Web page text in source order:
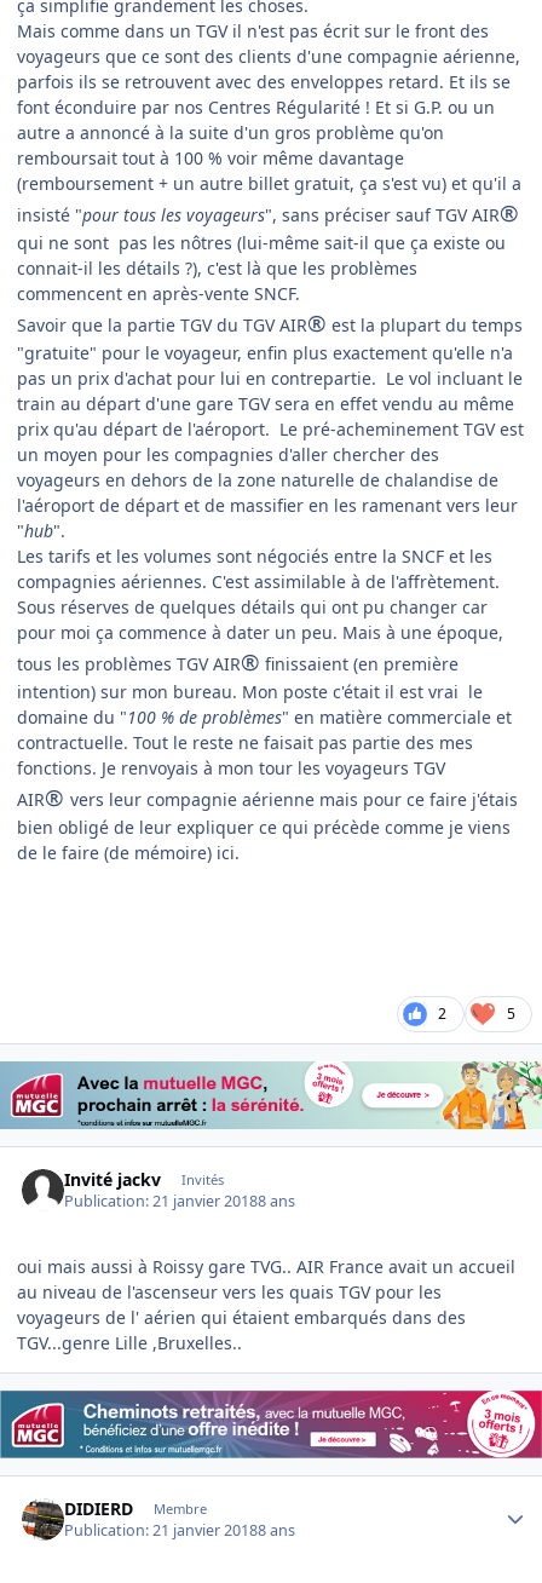
ça simplifie grandement les choses.
Mais comme dans un TGV il n'est pas écrit sur le front des
voyageurs que ce sont des clients d'une compagnie aérienne,
parfois ils se retrouvent avec des enveloppes retard. Et ils se
font éconduire par nos Centres Régularité ! Et si G.P. ou un
autre a annoncé à la suite d'un gros problème qu'on
remboursait tout à 100 % voir même davantage
(remboursement + un autre billet gratuit, ça s'est vu) et qu'il a
insisté "pour tous les voyageurs", sans préciser sauf TGV AIR®
qui ne sont pas les nôtres (lui-même sait-il que ça existe ou
connait-il les détails ?), c'est là que les problèmes
commencent en après-vente SNCF.
Savoir que la partie TGV du TGV AIR® est la plupart du temps
"gratuite" pour le voyageur, enfin plus exactement qu'elle n'a
pas un prix d'achat pour lui en contrepartie. Le vol incluant le
train au départ d'une gare TGV sera en effet vendu au même
prix qu'au départ de l'aéroport. Le pré-acheminement TGV est
un moyen pour les compagnies d'aller chercher des
voyageurs en dehors de la zone naturelle de chalandise de
l'aéroport de départ et de massifier en les ramenant vers leur
"hub".
Les tarifs et les volumes sont négociés entre la SNCF et les
compagnies aériennes. C'est assimilable à de l'affrètement.
Sous réserves de quelques détails qui ont pu changer car
pour moi ça commence à dater un peu. Mais à une époque,
tous les problèmes TGV AIR® finissaient (en première
intention) sur mon bureau. Mon poste c'était il est vrai le
domaine du "100 % de problèmes" en matière commerciale et
contractuelle. Tout le reste ne faisait pas partie des mes
fonctions. Je renvoyais à mon tour les voyageurs TGV
AIR® vers leur compagnie aérienne mais pour ce faire j'étais
bien obligé de leur expliquer ce qui précède comme je viens
de le faire (de mémoire) ici.
2 5
Invité jackv Invités
Publication:21 janvier 20188 ans
oui mais aussi à Roissy gare TVG.. AIR France avait un accueil
au niveau de l'ascenseur vers les quais TGV pour les
voyageurs de l' aérien qui étaient embarqués dans des
TGV...genre Lille ,Bruxelles..
DIDIERD Membre
Publication:21 janvier 20188 ans